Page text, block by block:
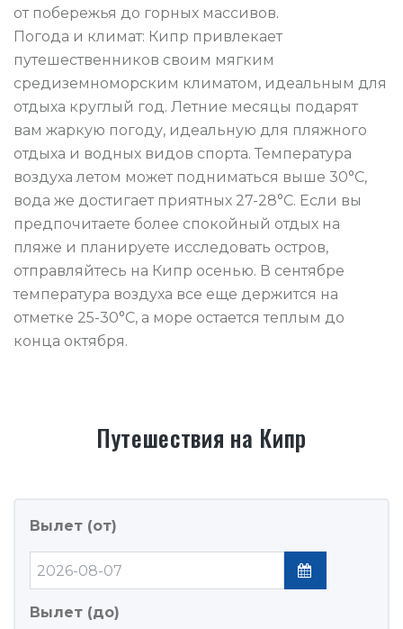
от побережья до горных массивов.
Погода и климат: Кипр привлекает
путешественников своим мягким
средиземноморским климатом, идеальным для
отдыха круглый год. Летние месяцы подарят
вам жаркую погоду, идеальную для пляжного
отдыха и водных видов спорта. Температура
воздуха летом может подниматься выше 30°C,
вода же достигает приятных 27-28°C. Если вы
предпочитаете более спокойный отдых на
пляже и планируете исследовать остров,
отправляйтесь на Кипр осенью. В сентябре
температура воздуха все еще держится на
отметке 25-30°C, а море остается теплым до
конца октября.
Путешествия на Кипр
Вылет (от)
Вылет (до)